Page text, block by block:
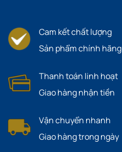
Cam kết chất lượng
Sản phẩm chính hãng
Thanh toán linh hoạt
Giao hàng nhận tiền
Vận chuyển nhanh
Giao hàng trong ngày